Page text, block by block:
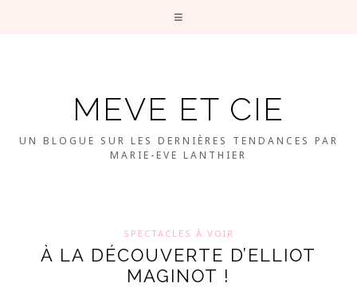
MEVE ET CIE
UN BLOGUE SUR LES DERNIÈRES TENDANCES PAR
MARIE-EVE LANTHIER
SPECTACLES À VOIR
À LA DÉCOUVERTE D’ELLIOT
MAGINOT !